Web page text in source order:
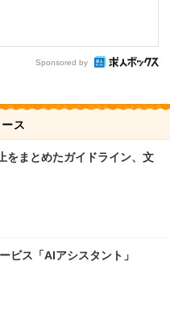
Sponsored by
ス
をまとめたガイドライン、文
ビス「AIアシスタント」